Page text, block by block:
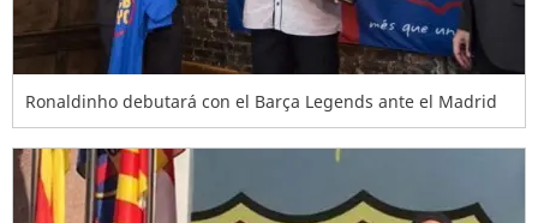
Ronaldinho debutará con el Barça Legends ante el Madrid